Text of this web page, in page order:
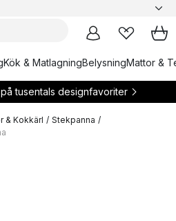
Kök & MatlagningBelysningMattor &
tusentals designfavoriter
& Kokkärl / Stekpanna /